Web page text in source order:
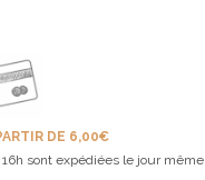
DE 6,00€
sont expédiées le jour même